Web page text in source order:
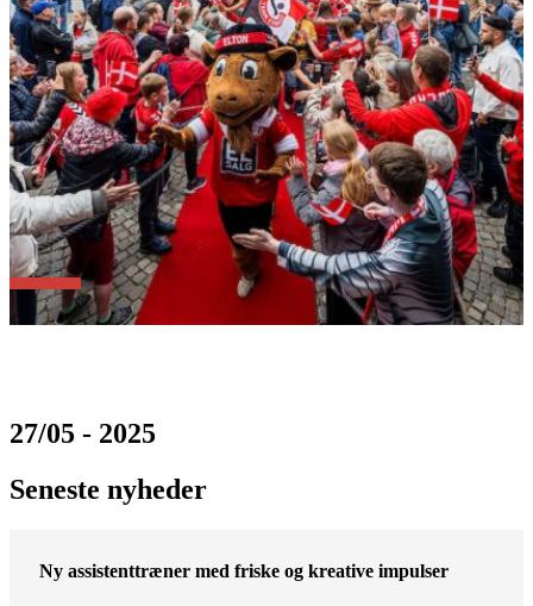
27/05 - 2025
Seneste nyheder
Ny assistenttræner med friske og kreative impulser